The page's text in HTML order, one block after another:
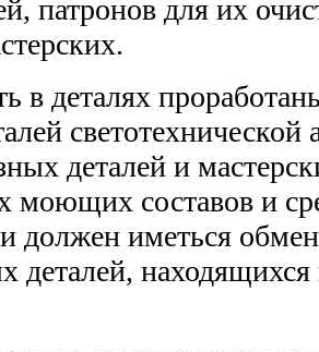
патронов для их
в деталях
деталей и
моющих составов и
должен иметься
деталей, находящихся